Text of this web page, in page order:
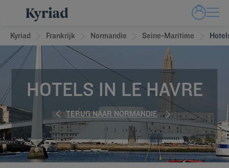
Kyriad Frankrijk Normandie Seine-Maritime
HOTELS IN LE HAVRE
TERUG NAAR NORMANDIE